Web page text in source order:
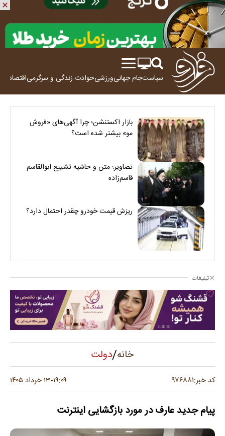
سیاستجام جهانیورزشیحوادث زندگی و سرگرمیاقتصاد
بازار اکستنشن؛ چرا آگهی‌های «فروش
مو» بیشتر شده است؟
تصاویر؛ متن و حاشیه تشییع ابوالقاسم
قاسم‌زاده
ریزش قیمت خودرو چقدر احتمال دارد؟
تبلیغات
خانه/دولت
کد خبر:۹۷۶۸۸۱ ۱۹:۰۹-۱۳ خرداد ۱۴۰۵
پیام جدید عارف در مورد بازگشایی اینترنت